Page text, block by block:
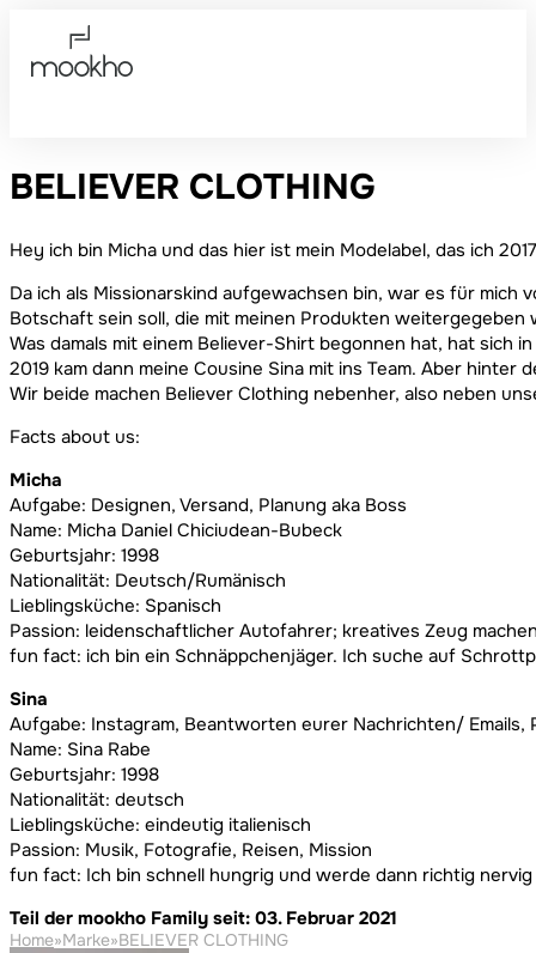
BELIEVER CLOTHING
Hey ich bin Micha und das hier ist mein Modelabel, das ich
Da ich als Missionarskind aufgewachsen bin, war es für
Botschaft sein soll, die mit meinen Produkten weitergegeben
Was damals mit einem Believer-Shirt begonnen hat, hat
2019 kam dann meine Cousine Sina mit ins Team. Aber
Wir beide machen Believer Clothing nebenher, also neben
Facts about us:
Micha
Aufgabe: Designen, Versand, Planung aka Boss
Name: Micha Daniel Chiciudean-Bubeck
Geburtsjahr: 1998
Nationalität: Deutsch/Rumänisch
Lieblingsküche: Spanisch
Passion: leidenschaftlicher Autofahrer; kreatives Zeug
fun fact: ich bin ein Schnäppchenjäger. Ich suche auf
Sina
Aufgabe: Instagram, Beantworten eurer Nachrichten/ Emails,
Name: Sina Rabe
Geburtsjahr: 1998
Nationalität: deutsch
Lieblingsküche: eindeutig italienisch
Passion: Musik, Fotografie, Reisen, Mission
fun fact: Ich bin schnell hungrig und werde dann richtig
Teil der mookho Family seit: 03. Februar 2021
Home»Marke»BELIEVER CLOTHING